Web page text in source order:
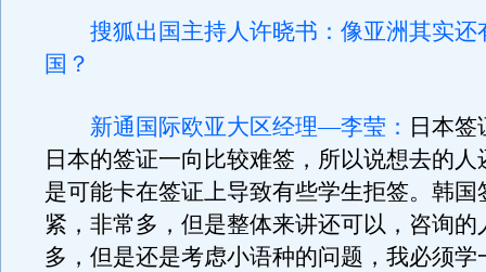
搜狐出国主持人许晓书：像亚洲其实还
国？
新通国际欧亚大区经理—李莹： 日本
日本的签证一向比较难签，所以说想去的人
是可能卡在签证上导致有些学生拒签。韩国
紧，非常多，但是整体来讲还可以，咨询的
多，但是还是考虑小语种的问题，我必须学